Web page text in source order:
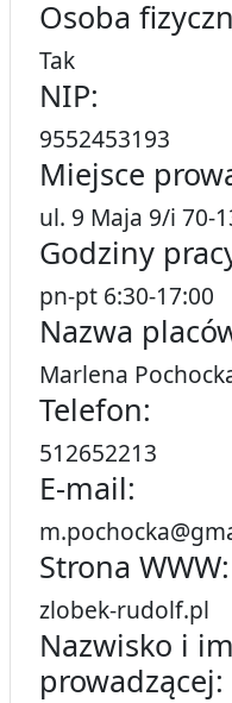
Osoba
Tak
NIP:
9552453193
Miejsce
ul. 9 Maja 9/i 70-
Godziny
pn-pt 6:30-17:00
Nazwa
Marlena
Telefon:
512652213
E-mail:
Strona WWW:
zlobek-rudolf.pl
Nazwisko i
prowadzącej: